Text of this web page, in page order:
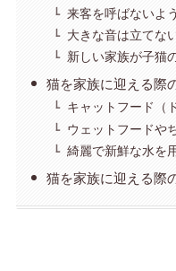
来客を呼ばないよ
大きな音は立てな
新しい家族が子猫
猫を家族に迎える際
キャットフード（
ウェットフードや
綺麗で新鮮な水を
猫を家族に迎える際